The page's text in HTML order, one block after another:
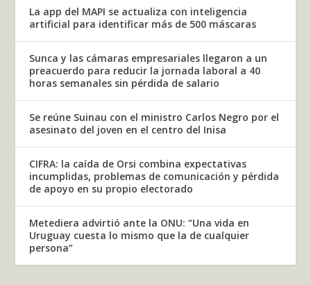
La app del MAPI se actualiza con inteligencia
artificial para identificar más de 500 máscaras
Sunca y las cámaras empresariales llegaron a un
preacuerdo para reducir la jornada laboral a 40
horas semanales sin pérdida de salario
Se reúne Suinau con el ministro Carlos Negro por el
asesinato del joven en el centro del Inisa
CIFRA: la caída de Orsi combina expectativas
incumplidas, problemas de comunicación y pérdida
de apoyo en su propio electorado
Metediera advirtió ante la ONU: “Una vida en
Uruguay cuesta lo mismo que la de cualquier
persona”